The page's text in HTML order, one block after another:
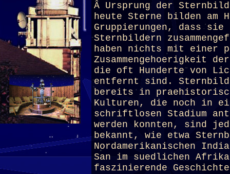
Â Ursprung der
heute Sterne bilden am
Gruppierungen, dass sie
Sternbildern
haben nichts mit einer
Zusammengehoerigkeit
die oft Hunderte von
entfernt sind.
bereits in
Kulturen, die noch in
schriftlosen Stadium
werden konnten, sind
bekannt, wie etwa
Nordamerikanischen
San im suedlichen
faszinierende